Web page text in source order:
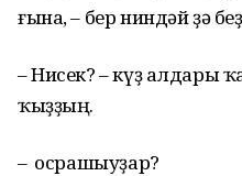
ғына, – бер ниндәй ҙә
– Нисек? – күҙ алдары
ҡыҙҙың.
– Ә осрашыуҙар?